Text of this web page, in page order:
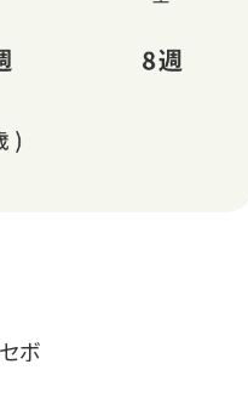
ボ